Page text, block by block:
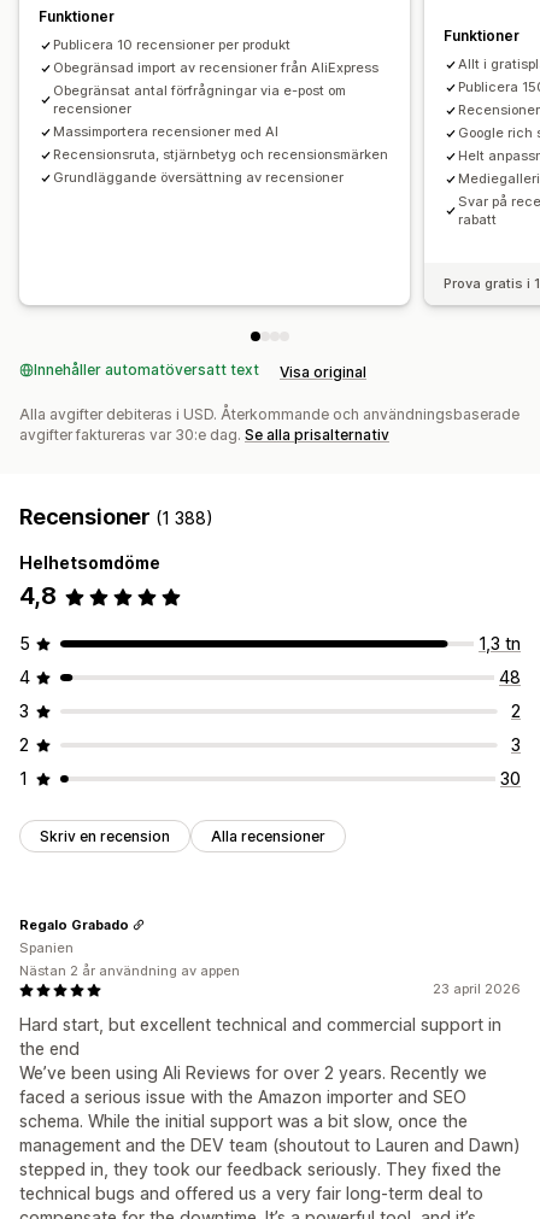
Import och export
Automatiseringar Anpassade förfrågningar
Funktioner
Publicera 10 recensioner per produkt
Obegränsad import av recensioner från AliExpress
Obegränsat antal förfrågningar via e-post om
recensioner
Massimportera recensioner med AI
Recensionsruta, stjärnbetyg och recensionsmärken
Grundläggande översättning av recensioner
Funktioner
Allt i
Publicera
Google rich
Helt
Svar på
rabatt
Prova gratis i
Innehåller automatöversatt text Visa original
Alla avgifter debiteras i USD. Återkommande och användningsbaserade
avgifter faktureras var 30:e dag. Se alla prisalternativ
Recensioner (1 388)
Helhetsomdöme
4,8
5
1,3 tn
4
48
3
2
2
3
1
30
Skriv en recension Alla recensioner
23 april 2026
Hard start, but excellent technical and commercial support in
the end
We’ve been using Ali Reviews for over 2 years. Recently we
faced a serious issue with the Amazon importer and SEO
schema. While the initial support was a bit slow, once the
management and the DEV team (shoutout to Lauren and Dawn)
stepped in, they took our feedback seriously. They fixed the
technical bugs and offered us a very fair long-term deal to
Regalo Grabado
Spanien
Nästan 2 år användning av appen